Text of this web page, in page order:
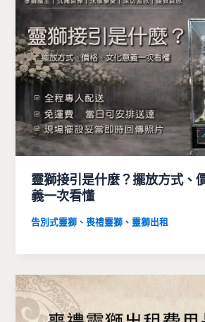
靈獅接引是什麼？擺放方式、
義一次看懂
告別式靈獅、喪禮靈獅、靈獅出租